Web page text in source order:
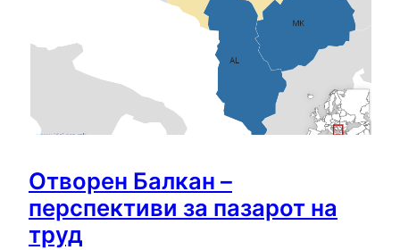
Отворен Балкан –
перспективи за пазарот на
труд